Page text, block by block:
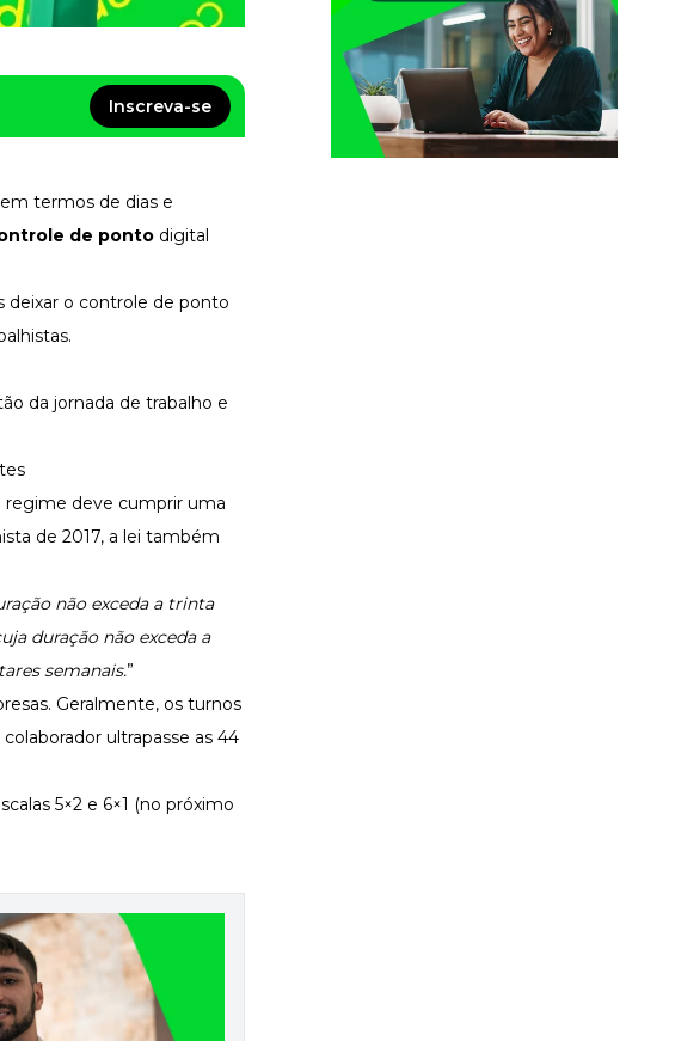
Inscreva-se
termos de dias e
de ponto digital
deixar o controle de ponto
da jornada de trabalho e
regime deve cumprir uma
de 2017, a lei também
não exceda a trinta
duração não exceda a
semanais.”
Geralmente, os turnos
ultrapasse as 44
5×2 e 6×1 (no próximo